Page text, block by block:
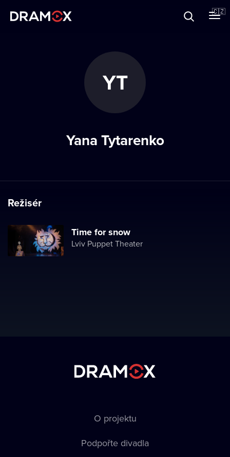
🇨🇿
YT
Yana Tytarenko
Režisér
Time for snow
Lviv Puppet Theater
O projektu
Podpořte divadla